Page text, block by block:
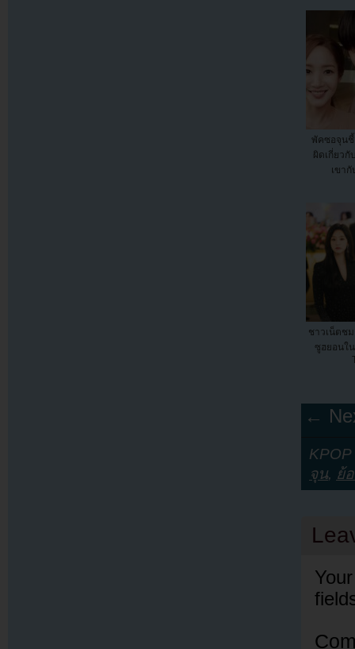
พัคซอจุนชี้
ผิดเกี่ยวกั
เขา
ชาวเน็ตช
ซูฮยอนใ
←
จุน, ย้